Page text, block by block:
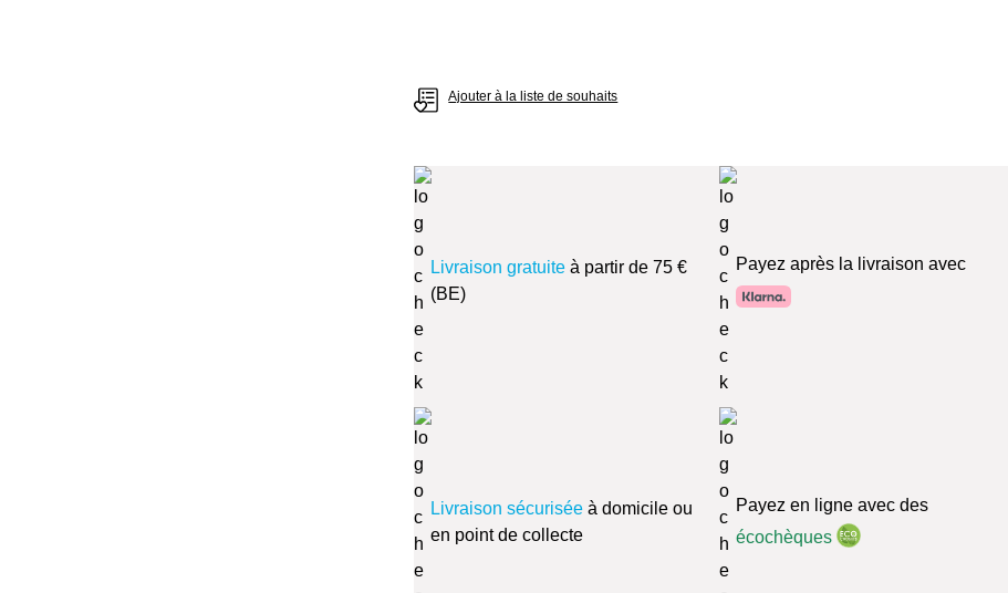
Ajouter à la liste de souhaits
Livraison gratuite à partir de 75 €
(BE)
Payez après la livraison avec
Livraison sécurisée à domicile ou
en point de collecte
Payez en ligne avec des
écochèques